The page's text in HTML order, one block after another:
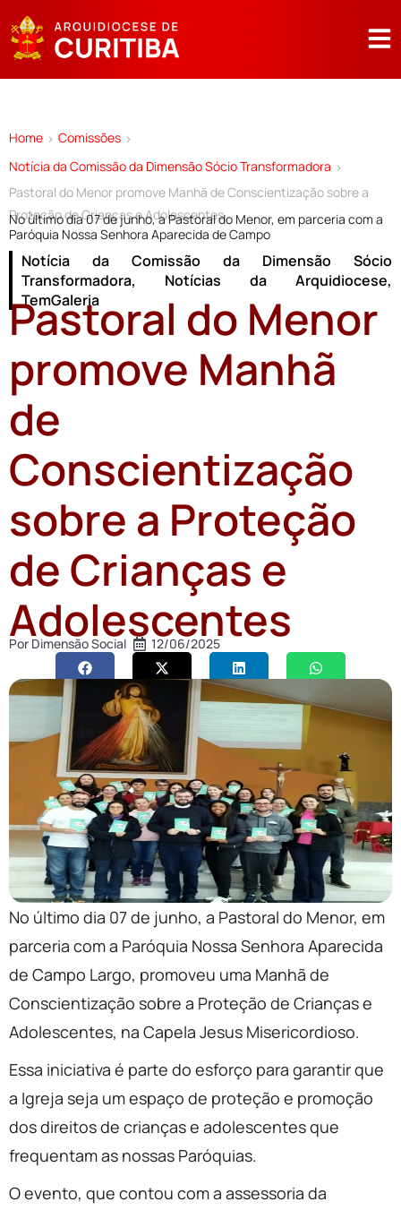
Home > Comissões >
Notícia da Comissão da Dimensão Sócio Transformadora >
Pastoral do Menor promove Manhã de Conscientização sobre a
Proteção de Crianças e Adolescentes
No último dia 07 de junho, a Pastoral do Menor, em parceria com a
Paróquia Nossa Senhora Aparecida de Campo
Notícia da Comissão da Dimensão Sócio
Transformadora, Notícias da Arquidiocese,
TemGaleria
Pastoral do Menor
promove Manhã
de
Conscientização
sobre a Proteção
de Crianças e
Adolescentes
Por Dimensão Social 12/06/2025
No último dia 07 de junho, a Pastoral do Menor, em
parceria com a Paróquia Nossa Senhora Aparecida
de Campo Largo, promoveu uma Manhã de
Conscientização sobre a Proteção de Crianças e
Adolescentes, na Capela Jesus Misericordioso.
Essa iniciativa é parte do esforço para garantir que
a Igreja seja um espaço de proteção e promoção
dos direitos de crianças e adolescentes que
frequentam as nossas Paróquias.
O evento, que contou com a assessoria da